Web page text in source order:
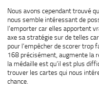
Nous avons cependant trouvé
nous semble intéressant de
l’emporter car elles apportent
axe sa stratégie sur de telles
pour l’empêcher de scorer trop
168 précisément, augmente la
la médaille est qu’il est plus
trouver les cartes qui nous
chance.